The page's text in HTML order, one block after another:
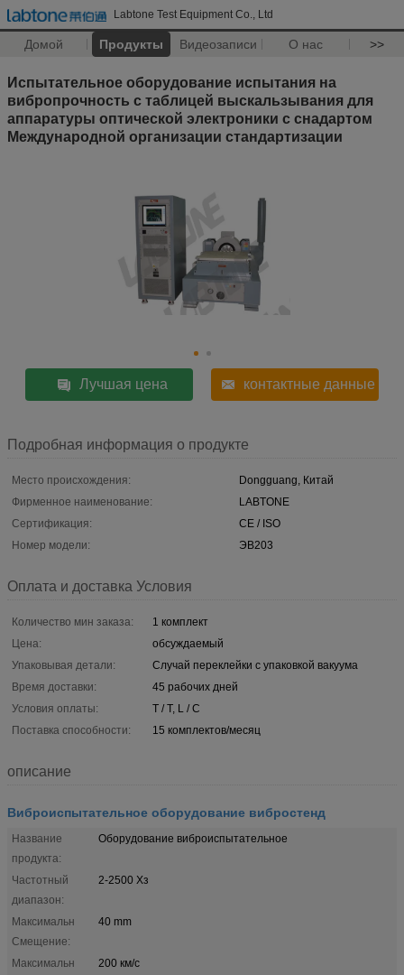
Labtone Test Equipment Co., Ltd
Домой Продукты Видеозаписи О нас >>
Испытательное оборудование испытания на
вибропрочность с таблицей выскальзывания для
аппаратуры оптической электроники с снадартом
Международной организации стандартизации
Лучшая цена контактные данные
Подробная информация о продукте
Место происхождения:
Dongguang, Китай
Фирменное наименование:
LABTONE
Сертификация:
CE / ISO
Номер модели:
ЭВ203
Оплата и доставка Условия
Количество мин заказа:
1 комплект
Цена:
обсуждаемый
Упаковывая детали:
Случай переклейки с упаковкой вакуума
Время доставки:
45 рабочих дней
Условия оплаты:
T / T, L / C
Поставка способности:
15 комплектов/месяц
описание
Виброиспытательное оборудование вибростенд
Название
продукта:
Оборудование виброиспытательное
Частотный
диапазон:
2-2500 Хз
Максимальн
Смещение:
40 mm
Максимальн
200 км/с